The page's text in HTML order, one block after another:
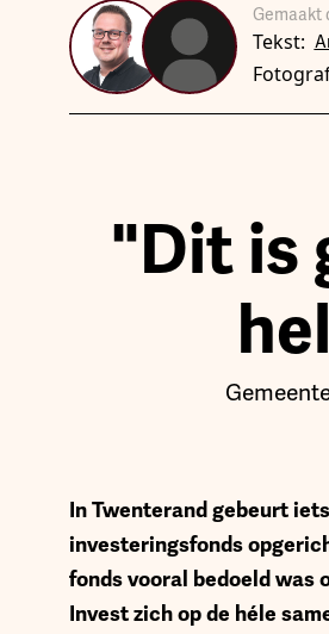
Gemaakt
Tekst:
"Dit is
In Twenterand gebeurt
investeringsfonds
fonds vooral bedoeld was
Invest zich op de héle